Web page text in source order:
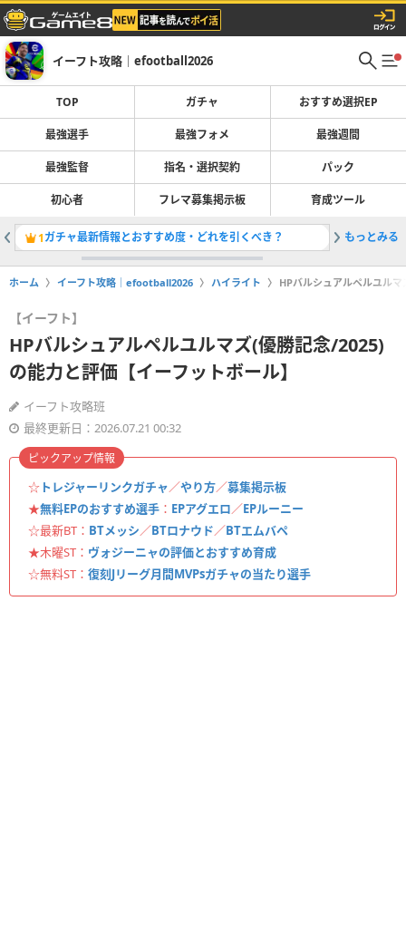
イーフト攻略｜efootball2026
TOP ガチャ おすすめ選択EP
最強選手 最強フォメ 最強週間
最強監督 指名・選択契約 パック
初心者 フレマ募集掲示板 育成ツール
1ガチャ最新情報とおすすめ度・どれを引くべき？ 2最強選
もっとみる
ホーム イーフト攻略｜efootball2026 ハイライト HPバルシュアルペルユル
【イーフト】
HPバルシュアルペルユルマズ(優勝記念/2025)
の能力と評価【イーフットボール】
イーフト攻略班
最終更新日：2026.07.21 00:32
☆ トレジャーリンクガチャ／やり方／募集掲示板
★無料EPのおすすめ選手 ： EPアグエロ／EPルーニー
☆最新BT： BTメッシ／BTロナウド／BTエムバペ
★木曜ST： ヴォジーニャの評価とおすすめ育成
☆無料ST： 復刻Jリーグ月間MVPsガチャの当たり選手
ピックアップ情報